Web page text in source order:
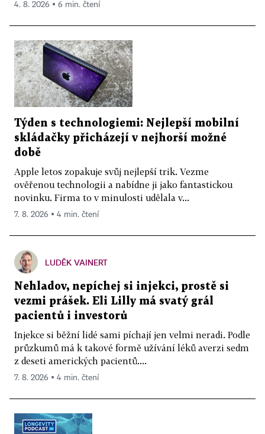
4. 8. 2026 ▪ 6 min. čtení
Týden s technologiemi: Nejlepší mobilní
skládačky přicházejí v nejhorší možné
době
Apple letos zopakuje svůj nejlepší trik. Vezme
ověřenou technologii a nabídne ji jako fantastickou
novinku. Firma to v minulosti udělala v...
7. 8. 2026 ▪ 4 min. čtení
LUDĚK VAINERT
Nehladov, nepíchej si injekci, prostě si
vezmi prášek. Eli Lilly má svatý grál
pacientů i investorů
Injekce si běžní lidé sami píchají jen velmi neradi. Podle
průzkumů má k takové formě užívání léků averzi sedm
z deseti amerických pacientů....
7. 8. 2026 ▪ 4 min. čtení